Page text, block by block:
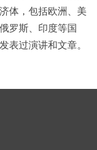
体，包括欧洲、美
罗斯、印度等国
表过演讲和文章。